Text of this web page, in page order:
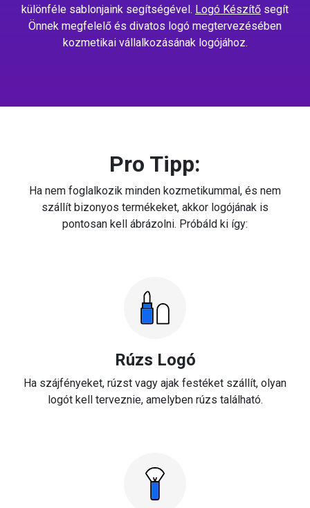
különféle sablonjaink segítségével. Logó Készítő segít
Önnek megfelelő és divatos logó megtervezésében
kozmetikai vállalkozásának logójához.
Pro Tipp:
Ha nem foglalkozik minden kozmetikummal, és nem
szállít bizonyos termékeket, akkor logójának is
pontosan kell ábrázolni. Próbáld ki így:
Rúzs Logó
Ha szájfényeket, rúzst vagy ajak festéket szállít, olyan
logót kell terveznie, amelyben rúzs található.